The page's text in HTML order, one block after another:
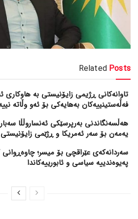
Related Posts
تاوانەکانی ڕژیمی زایۆنیستی بە هاوکاری
فەڵەستینییەکان بەهایەکی بۆ ئەو وڵاتە
هەڵسەنگاندنی بەرپرسێکی ئەنساروڵڵا
یەمەن بۆ سەر ئەمریکا و ڕژێمی زایۆنیستی
سەردانەکەی عێراقچی بۆ میسر؛ چاوەڕوانی
پەیوەندییە سیاسی و ئابورییەکاندا